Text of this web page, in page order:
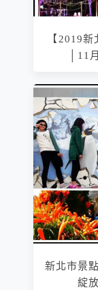
【2019
│11
新北市景
綻